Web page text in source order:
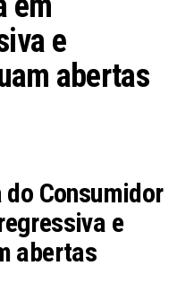
e
abertas
Consumidor
e
abertas